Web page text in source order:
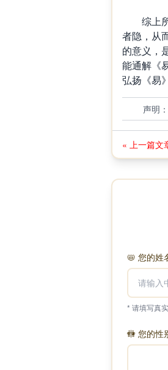
综上所
者隐，从
的意义，
能通解《
弘扬《易
声明
« 上一篇文
📛 您的姓
* 请填写真
🚻 您的性